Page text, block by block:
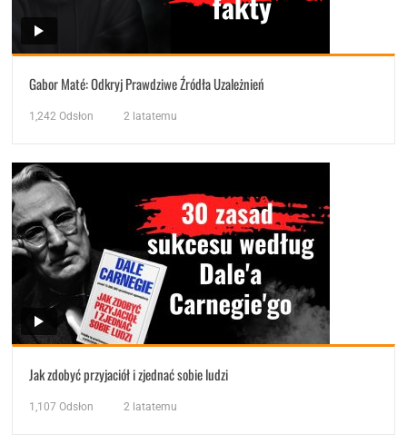
Gabor Maté: Odkryj Prawdziwe Źródła Uzależnień
1,242 Odsłon 2 latatemu
Jak zdobyć przyjaciół i zjednać sobie ludzi
1,107 Odsłon 2 latatemu